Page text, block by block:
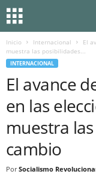
Inicio Internacional
El
muestra las posibilidades...
INTERNACIONAL
El avance
en las
muestra
cambio
Por Socialismo